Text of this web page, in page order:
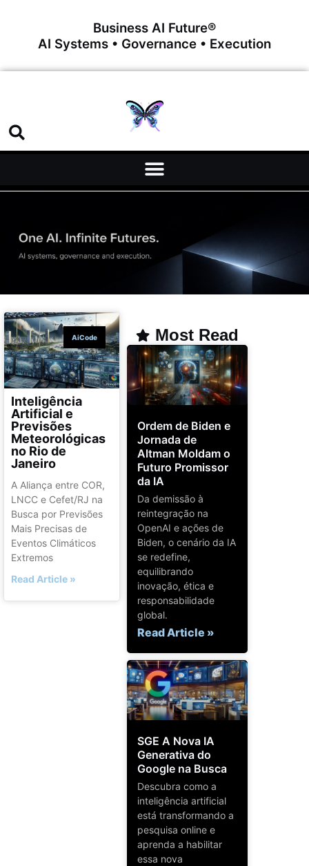
Business AI Future®
AI Systems • Governance • Execution
AiCode
Inteligência
Artificial e
Previsões
Meteorológicas
no Rio de
Janeiro
A Aliança entre COR,
LNCC e Cefet/RJ na
Busca por Previsões
Mais Precisas de
Eventos Climáticos
Extremos
Read Article »
Most Read
Ordem de Biden e
Jornada de
Altman Moldam o
Futuro Promissor
da IA
Da demissão à
reintegração na
OpenAI e ações de
Biden, o cenário da IA
se redefine,
equilibrando
inovação, ética e
responsabilidade
global.
Read Article »
SGE A Nova IA
Generativa do
Google na Busca
Descubra como a
inteligência artificial
está transformando a
pesquisa online e
aprenda a habilitar
essa nova